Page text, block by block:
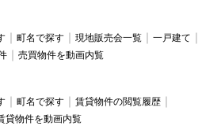
町名で探す 現地販売会一覧
一戸建て
売買物件を動画内覧
町名で探す
賃貸物件の閲覧履歴
貸物件を動画内覧